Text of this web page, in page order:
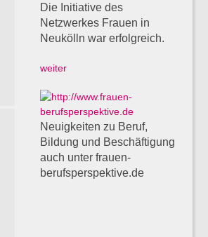
Die Initiative des
Netzwerkes Frauen in
Neukölln war erfolgreich.
weiter
Neuigkeiten zu Beruf,
Bildung und Beschäftigung
auch unter frauen-
berufsperspektive.de